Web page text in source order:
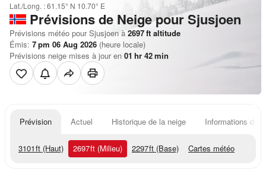
Lat./Long. :61.15° N 10.70° E
Prévisions de Neigepour Sjusjoen
Prévisions météo pour Sjusjoen à 2697ft altitude
Émis: 7 pm 06 Aug 2026 (heure locale)
Prévisions neige mises à jour en 01 hr 42min
Prévision Actuel Historique de la neige Informations du
3101ft (Haut) 2697ft (Milieu) 2297ft (Base) Cartes météo